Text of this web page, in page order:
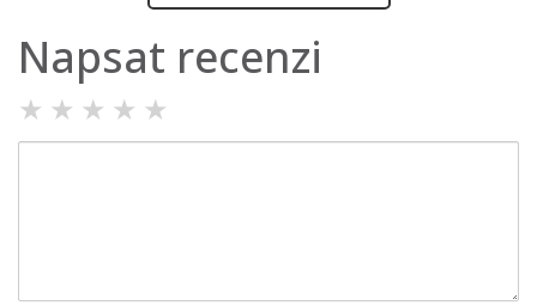
Napsat recenzi
★ ★ ★ ★ ★